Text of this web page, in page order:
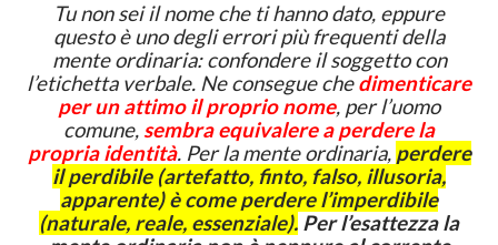
Tu non sei il nome che ti hanno dato, eppure
questo è uno degli errori più frequenti della
mente ordinaria: confondere il soggetto con
l’etichetta verbale. Ne consegue chedimenticare
per un attimo il proprio nome, per l’uomo
comune, sembra equivalere a perdere la
propria identità. Per la mente ordinaria, perdere
il perdibile (artefatto, finto, falso, illusoria,
apparente) è come perdere l’imperdibile
(naturale, reale, essenziale). Per l’esattezza la